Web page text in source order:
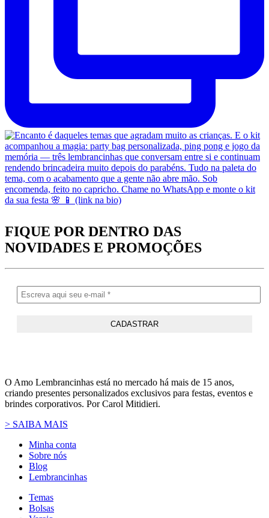
FIQUE POR DENTRO DAS
NOVIDADES E PROMOÇÕES
O Amo Lembrancinhas está no mercado há mais de 15 anos,
criando presentes personalizados exclusivos para festas, eventos e
brindes corporativos. Por Carol Mitidieri.
> SAIBA MAIS
Minha conta
Sobre nós
Blog
Lembrancinhas
Temas
Bolsas